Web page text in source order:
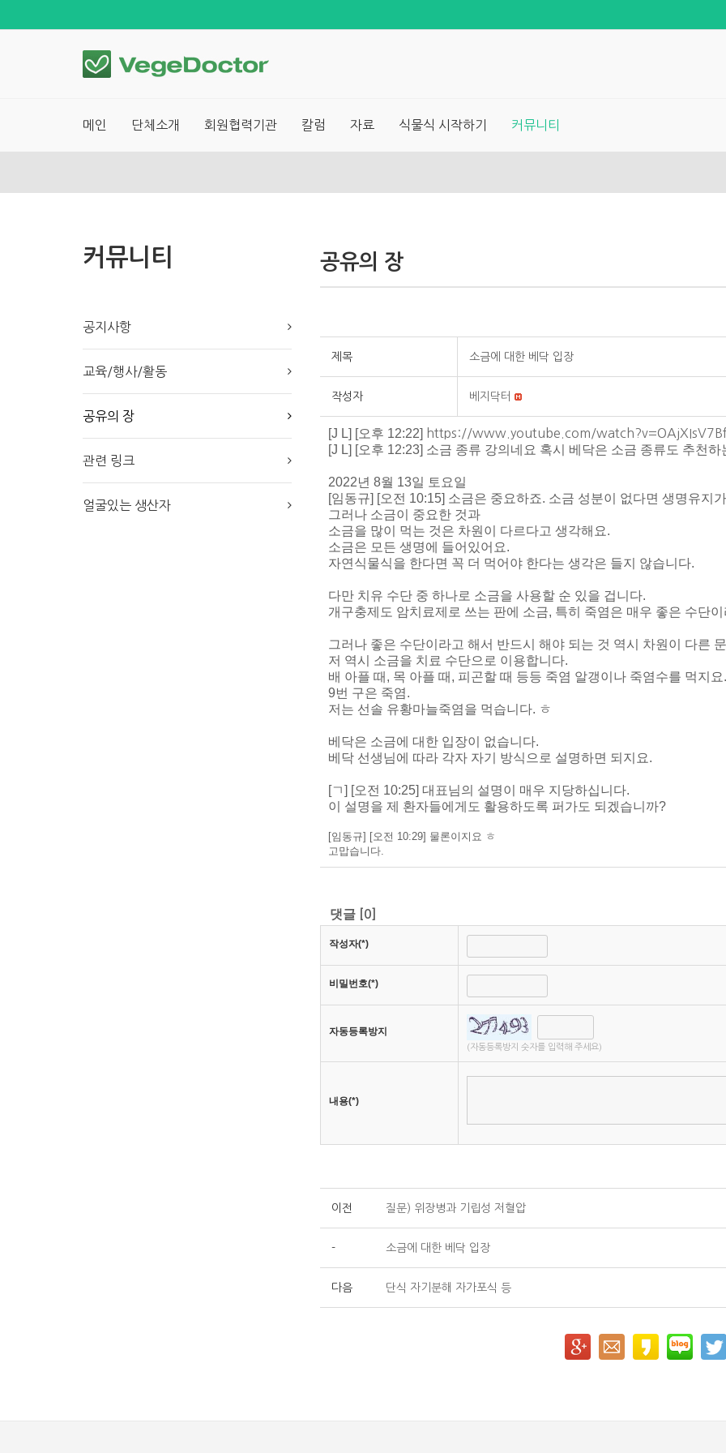
메인 단체소개 회원협력기관 칼럼 자료 식물식 시작하기 커뮤니티
공유의 장
제목 소금에 대한 베닥 입장
작성자 베지닥터
[J L] [오후 12:22] https://www.youtube.com/
[J L] [오후 12:23] 소금 종류 강의네요 혹시 베닥은 소금 종류도 추천하
2022년 8월 13일 토요일
[임동규] [오전 10:15] 소금은 중요하죠. 소금 성분이 없다면 생명유지
그러나 소금이 중요한 것과
소금을 많이 먹는 것은 차원이 다르다고 생각해요.
소금은 모든 생명에 들어있어요.
자연식물식을 한다면 꼭 더 먹어야 한다는 생각은 들지 않습니다.
다만 치유 수단 중 하나로 소금을 사용할 순 있을 겁니다.
개구충제도 암치료제로 쓰는 판에 소금, 특히 죽염은 매우 좋은 수단
그러나 좋은 수단이라고 해서 반드시 해야 되는 것 역시 차원이 다른
저 역시 소금을 치료 수단으로 이용합니다.
배 아플 때, 목 아플 때, 피곤할 때 등등 죽염 알갱이나 죽염수를 먹지요.
9번 구은 죽염.
저는 선솔 유황마늘죽염을 먹습니다. ㅎ
베닥은 소금에 대한 입장이 없습니다.
베닥 선생님에 따라 각자 자기 방식으로 설명하면 되지요.
[ㄱ] [오전 10:25] 대표님의 설명이 매우 지당하십니다.
이 설명을 제 환자들에게도 활용하도록 퍼가도 되겠습니까?
[임동규] [오전 10:29] 물론이지요 ㅎ
고맙습니다.
댓글[ 0
작성자(*)
비밀번호(*)
자동등록방지
(자동등록방지 숫자를 입력해 주세요)
내용(*)
이전 질문) 위장병과 기립성 저혈압
- 소금에 대한 베닥 입장
다음 단식 자기분해 자가포식 등
커뮤니티
공지사항
교육/행사/활동
공유의 장
관련 링크
얼굴있는 생산자